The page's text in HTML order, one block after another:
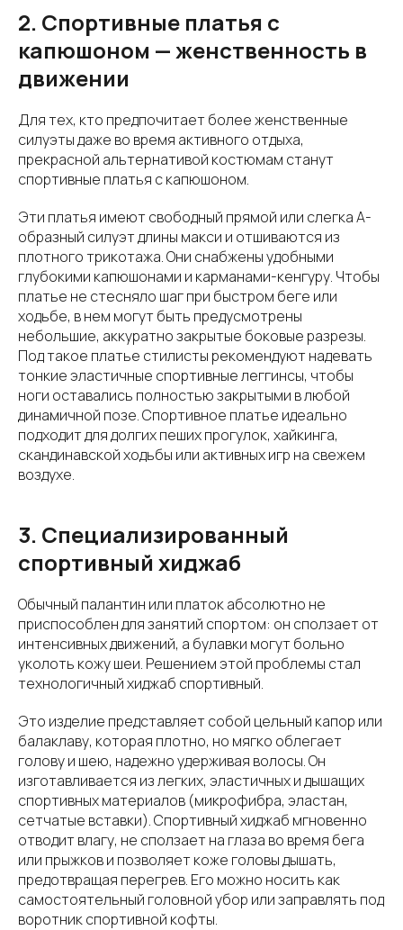
2. Спортивные платья с
капюшоном — женственность в
движении
Для тех, кто предпочитает более женственные
силуэты даже во время активного отдыха,
прекрасной альтернативой костюмам станут
спортивные платья с капюшоном.
Эти платья имеют свободный прямой или слегка А-
образный силуэт длины макси и отшиваются из
плотного трикотажа. Они снабжены удобными
глубокими капюшонами и карманами-кенгуру. Чтобы
платье не стесняло шаг при быстром беге или
ходьбе, в нем могут быть предусмотрены
небольшие, аккуратно закрытые боковые разрезы.
Под такое платье стилисты рекомендуют надевать
тонкие эластичные спортивные леггинсы, чтобы
ноги оставались полностью закрытыми в любой
динамичной позе. Спортивное платье идеально
подходит для долгих пеших прогулок, хайкинга,
скандинавской ходьбы или активных игр на свежем
воздухе.
3. Специализированный
спортивный хиджаб
Обычный палантин или платок абсолютно не
приспособлен для занятий спортом: он сползает от
интенсивных движений, а булавки могут больно
уколоть кожу шеи. Решением этой проблемы стал
технологичный хиджаб спортивный.
Это изделие представляет собой цельный капор или
балаклаву, которая плотно, но мягко облегает
голову и шею, надежно удерживая волосы. Он
изготавливается из легких, эластичных и дышащих
спортивных материалов (микрофибра, эластан,
сетчатые вставки). Спортивный хиджаб мгновенно
отводит влагу, не сползает на глаза во время бега
или прыжков и позволяет коже головы дышать,
предотвращая перегрев. Его можно носить как
самостоятельный головной убор или заправлять под
воротник спортивной кофты.